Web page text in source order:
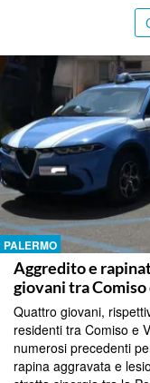
PALERMO
Aggredito e
giovani tra
Quattro giovani,
residenti tra Comiso e
numerosi precedenti
rapina aggravata e